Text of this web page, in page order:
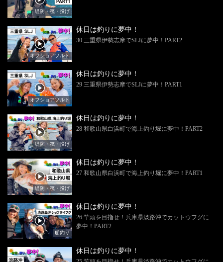
堤防・筏・投げ
オフショアソルト
休日は釣りに夢中！
30 三重県伊勢志摩でSLJに夢中！PART2
オフショアソルト
休日は釣りに夢中！
29 三重県伊勢志摩でSLJに夢中！PART1
堤防・筏・投げ
休日は釣りに夢中！
28 和歌山県白浜町で海上釣り堀に夢中！PART2
堤防・筏・投げ
休日は釣りに夢中！
27 和歌山県白浜町で海上釣り堀に夢中！PART1
船釣り
休日は釣りに夢中！
26 竿頭を目指せ！兵庫県淡路沖でカットウフグに
夢中！PART2
休日は釣りに夢中！